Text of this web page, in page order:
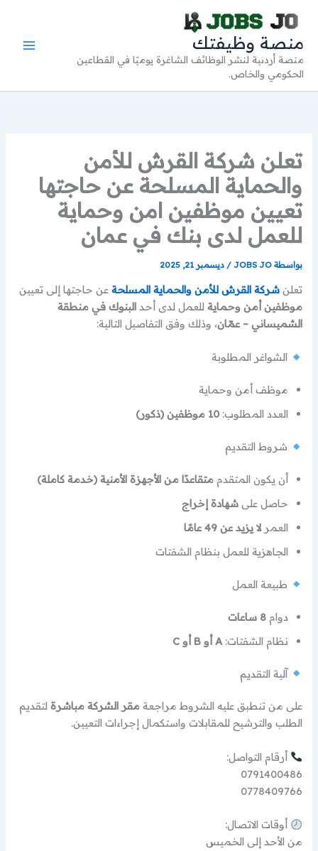
المحتوى
منصة وظيفتك
منصة أردنية لنشر الوظائف الشاغرة يوميًا في القطاعين
الحكومي والخاص.
تعلن شركة القرش للأمن
والحماية المسلحة عن حاجتها
تعيين موظفين امن وحماية
للعمل لدى بنك في عمان
بواسطة JOBS JO
/ديسمبر 21, 2025
تعلنشركة القرش للأمن والحماية المسلحة عن حاجتها إلى تعيين
موظفين أمن وحماية للعمل لدى أحدالبنوك في منطقة
الشميساني – عمّان، وذلك وفق التفاصيل التالية:
الشواغر المطلوبة
موظف أمن وحماية
العدد المطلوب:10 موظفين (ذكور)
شروط التقديم
أن يكون المتقدممتقاعدًا من الأجهزة الأمنية (خدمة كاملة)
حاصل علىشهادة إخراج
العمرلا يزيد عن 49 عامًا
الجاهزية للعمل بنظام الشفتات
طبيعة العمل
دوام8 ساعات
نظام الشفتات:A أو B أو C
آلية التقديم
على من تنطبق عليه الشروط مراجعةمقر الشركة مباشرة لتقديم
الطلب والترشيح للمقابلات واستكمال إجراءات التعيين.
أرقام التواصل:
0791400486
0778409766
أوقات الاتصال:
من الأحد إلى الخميس